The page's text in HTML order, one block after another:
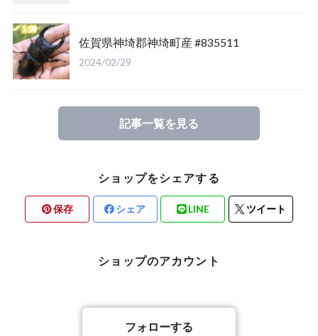
佐賀県神崎郡産
新潟県東蒲原郡阿賀町産
福島県南会津郡産
福島県大沼郡産
長崎県対馬市産
山梨県甲斐市産
北海道檜山郡厚沢部町産
山梨県韮崎市穂坂町産
山梨県北杜市明野町産
三重県桑名市
滋賀県大津市産
京都府宇治市産
京都府宇治市産
岡山県岡山市産
香川県丸亀市綾歌町産
熊本県合志市産
山梨県北杜市明野町産
佐賀県神埼郡神埼町産 #835511
2024/02/29
記事一覧を見る
ショップをシェアする
保存 シェア LINE ツイート
ショップのアカウント
フォローする